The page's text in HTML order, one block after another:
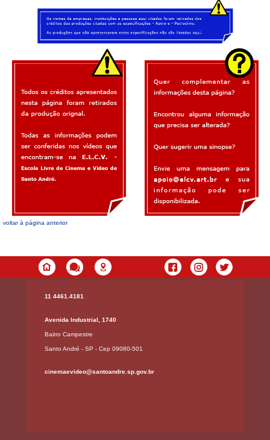
voltar à página anterior
11 4461.4181
Avenida Industrial, 1740
Bairro Campestre
Santo André - SP - Cep 09080-501
cinemaevideo@santoandre.sp.gov.br